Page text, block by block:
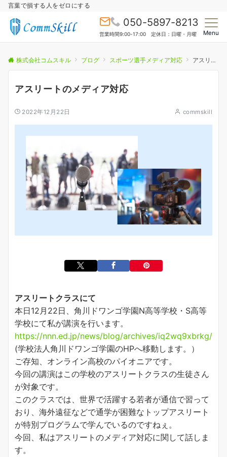
言葉で損する人をゼロにする
050-5897-8213
営業時間9:00-17:00 定休日：日曜・月曜 Menu
株式会社コムスキル ブログ スポーツ選手メディア対応 アスリートのメディア対応
アスリートのメディア対応
2022年12月22日 commskill
アスリートクラスにて
本日12月22日、角川ドワンゴ学園N高等学校・S高等
学校にて私が講演を行います。
https://nnn.ed.jp/news/blog/archives/iq2wq9xbrkg/
(学校法人角川ドワンゴ学園のHPへ移動します。）
ご存知、オンライン高校のパイオニアです。
今回の講演はこの学校のアスリートクラスの生徒さん
が対象です。
このクラスでは、世界で活躍する若者が通信で習って
おり、海外遠征などで通学が困難なトップアスリート
が特別プログラムで学んでいるのですねぇ。
今回、私はアスリートのメディア対応に関して話しま
す。